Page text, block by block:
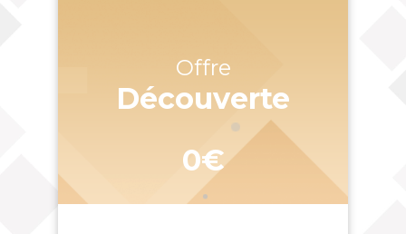
Offre
Découverte
0€